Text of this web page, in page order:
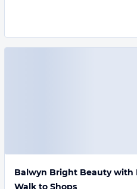
Balwyn Bright Beauty with
Walk to Shops